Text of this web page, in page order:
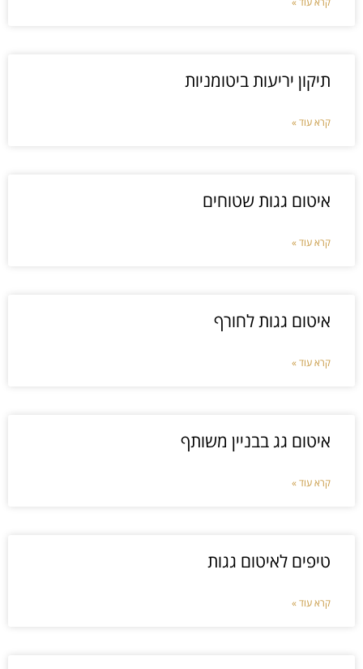
תיקון יריעות ביטומניות
קרא עוד »
איטום גגות שטוחים
קרא עוד »
איטום גגות לחורף
קרא עוד »
איטום גג בבניין משותף
קרא עוד »
טיפים לאיטום גגות
קרא עוד »